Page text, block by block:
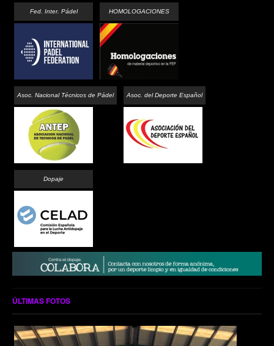
Fed. Inter. Pádel HOMOLOGACIONES
Asoc. Nacional Técnicos de Pádel Asoc. del Deporte Español
Dopaje
ÚLTIMAS FOTOS